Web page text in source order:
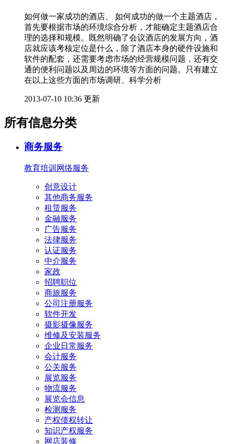
如何做一家成功的酒店、 如何成功的做一个主题酒店，
首先要根据市场的环境综合分析，才能确定主题酒店合
理的选择和规模。既然明确了会议酒店的发展方向，酒
店就应该考核定位是什么，除了酒店本身的硬件设施和
软件的配套，还需要考虑市场的经营规模问题，还有交
通的便利问题以及周边的环境等方面的问题。只有建立
在以上这些方面的市场调研、科学分析
2013-07-10 10:36 更新
所有信息分类
商务服务
教育培训 网络服务
创意设计
其他商务服务
租赁服务
金融服务
广告服务
法律服务
认证服务
中介服务
家政
招聘职位
商旅服务
公司注册服务
软件开发
摄影摄像服务
维修及安装服务
企业日常服务
会计服务
公关服务
展览服务
物流服务
展览会信息
检测服务
产权债权转让
知识产权服务
网店装修